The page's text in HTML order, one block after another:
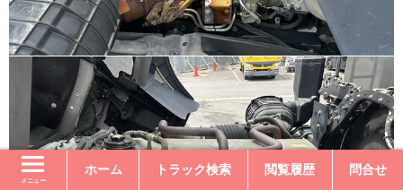
メニュー
ホーム トラック検索 閲覧履歴 問合せ